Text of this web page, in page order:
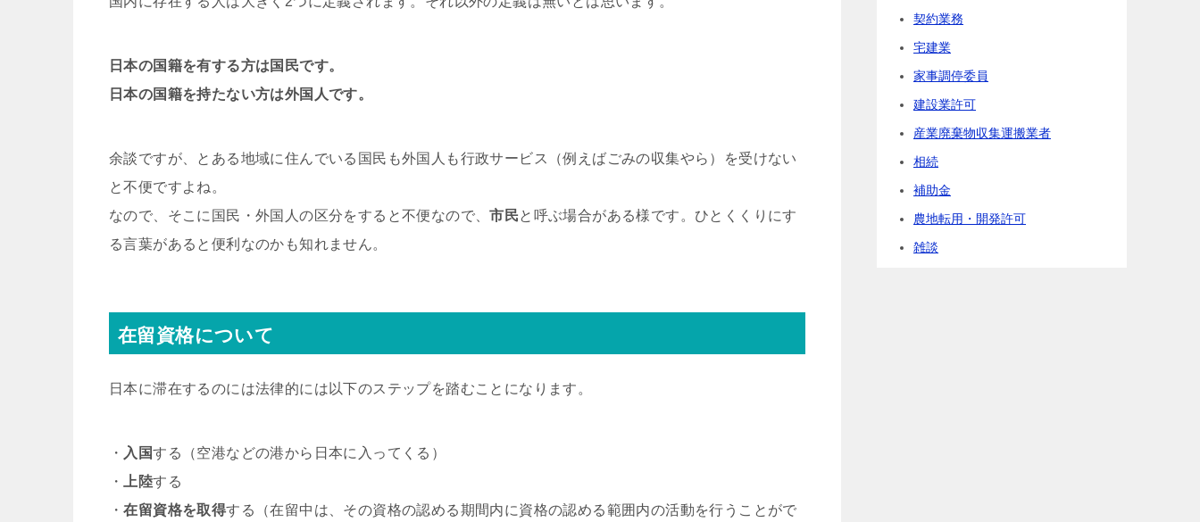
日本の国籍を有する方は国民です。
日本の国籍を持たない方は外国人です。
余談ですが、とある地域に住んでいる国民も外国人も行政サービス（例えばごみの収集やら）を受けない
と不便ですよね。
なので、そこに国民・外国人の区分をすると不便なので、市民と呼ぶ場合がある様です。ひとくくりにす
る言葉があると便利なのかも知れません。
在留資格について
日本に滞在するのには法律的には以下のステップを踏むことになります。
・ 入国する（空港などの港から日本に入ってくる）
・
上陸する
・在留資格を取得する（在留中は、その資格の認める期間内に資格の認める範囲内の活動を行うことがで
契約業務
宅建業
家事調停委員
建設業許可
産業廃棄物収集運搬業者
相続
補助金
農地転用・開発許可
雑談